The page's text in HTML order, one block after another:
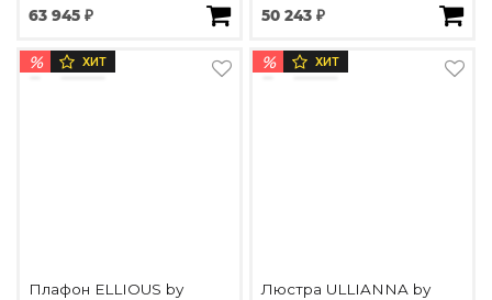
63 945 ₽ 50 243 ₽
% ХИТ
Плафон ELLIOUS by
% ХИТ
Люстра ULLIANNA by